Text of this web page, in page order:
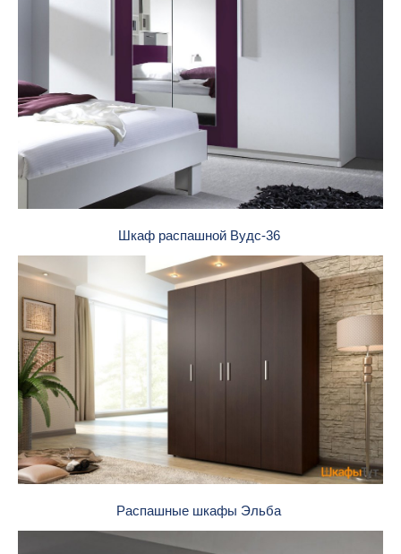
Шкаф распашной Вудс-36
Распашные шкафы Эльба